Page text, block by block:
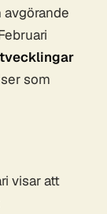
avgörande
som
visar att